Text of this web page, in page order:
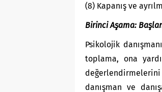
(8) Kapanış ve
Birinci Aşama:
Psikolojik
toplama, ona
danışman ve